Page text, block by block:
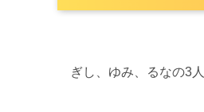
ぎし、ゆみ、るなの3